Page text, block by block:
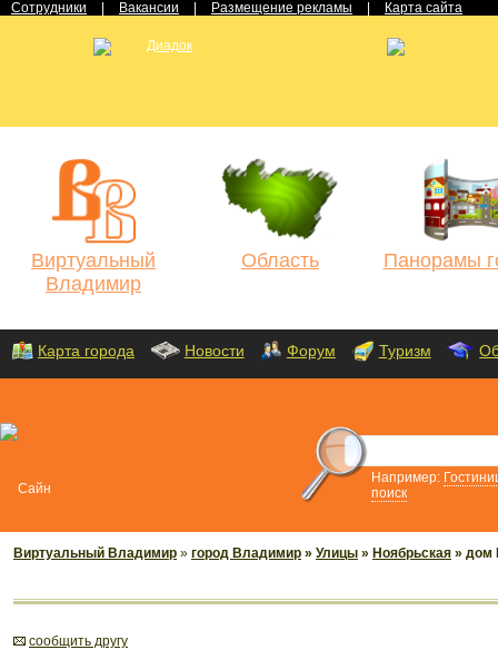
Сотрудники Вакансии Размещение рекламы Карта сайта
Виртуальный
Владимир
Область Панорамы
Карта города Новости Форум Туризм
Например:
поиск
Виртуальный Владимир » город Владимир » Улицы » Ноябрьская » дом
cообщить другу